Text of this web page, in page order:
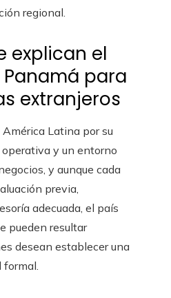
regional.
explican el
para
extranjeros
Latina por su
y un entorno
y aunque cada
previa,
adecuada, el país
pueden resultar
desean establecer una
formal.